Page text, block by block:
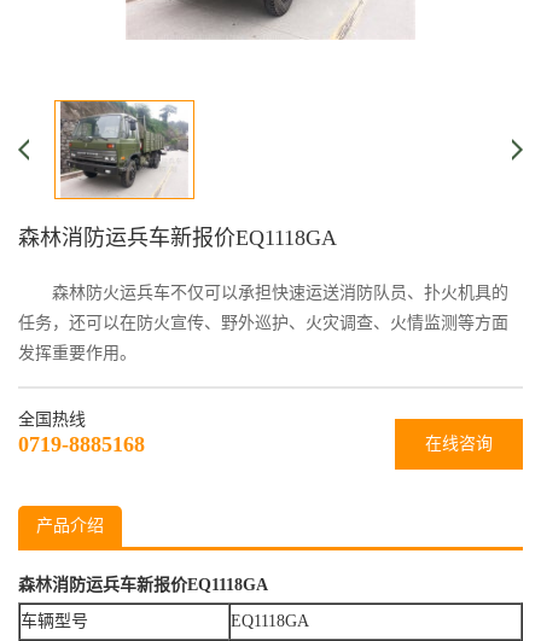
森林消防运兵车新报价EQ1118GA
森林防火运兵车不仅可以承担快速运送消防队员、扑火机具的
任务，还可以在防火宣传、野外巡护、火灾调查、火情监测等方面
发挥重要作用。
在线咨询
全国热线
0719-8885168
产品介绍
森林消防运兵车新报价EQ1118GA
车辆型号
EQ1118GA